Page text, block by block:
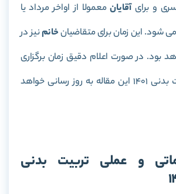
و برایآقایانمعمولا از اواخر مرداد یا
می شود. این زمان برای متقاضیانخانمنیز در
بود. در صورت اعلام دقیق زمان برگزاری
آزمون عملی تربیت بدنی 1401 این مقاله به روز رسانی خواهد
و عملی تربیت بدنی